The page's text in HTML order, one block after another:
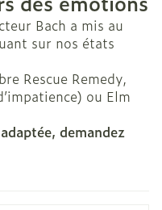
Bach a mis au
sur nos états
Rescue Remedy,
ou Elm
demandez